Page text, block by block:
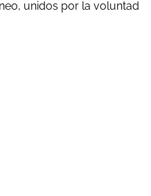
unidos por la voluntad